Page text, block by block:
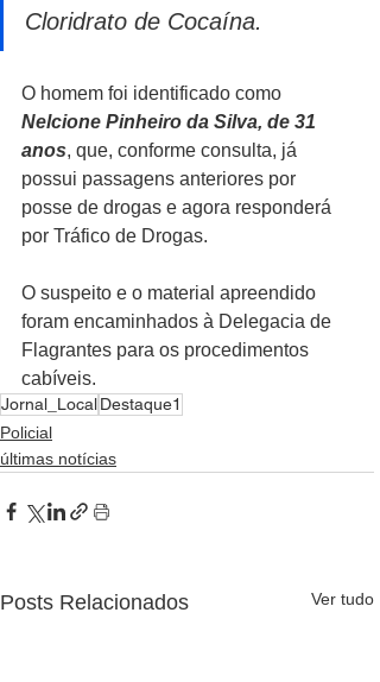
Cloridrato de Cocaína.
O homem foi identificado como
Nelcione Pinheiro da Silva, de 31
anos, que, conforme consulta, já
possui passagens anteriores por
posse de drogas e agora responderá
por Tráfico de Drogas.
O suspeito e o material apreendido
foram encaminhados à Delegacia de
Flagrantes para os procedimentos
cabíveis.
Jornal_LocalDestaque1
Policial
últimas notícias
Posts Relacionados Ver tudo